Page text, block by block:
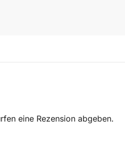
eine Rezension abgeben.